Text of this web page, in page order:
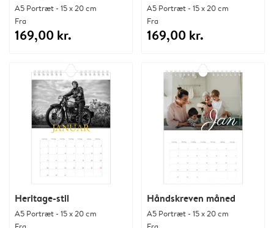
A5 Portræt - 15 x 20 cm
Fra
169,00 kr.
A5 Portræt - 15 x 20 cm
Fra
169,00 kr.
Heritage-stil
A5 Portræt - 15 x 20 cm
Håndskreven måned
A5 Portræt - 15 x 20 cm